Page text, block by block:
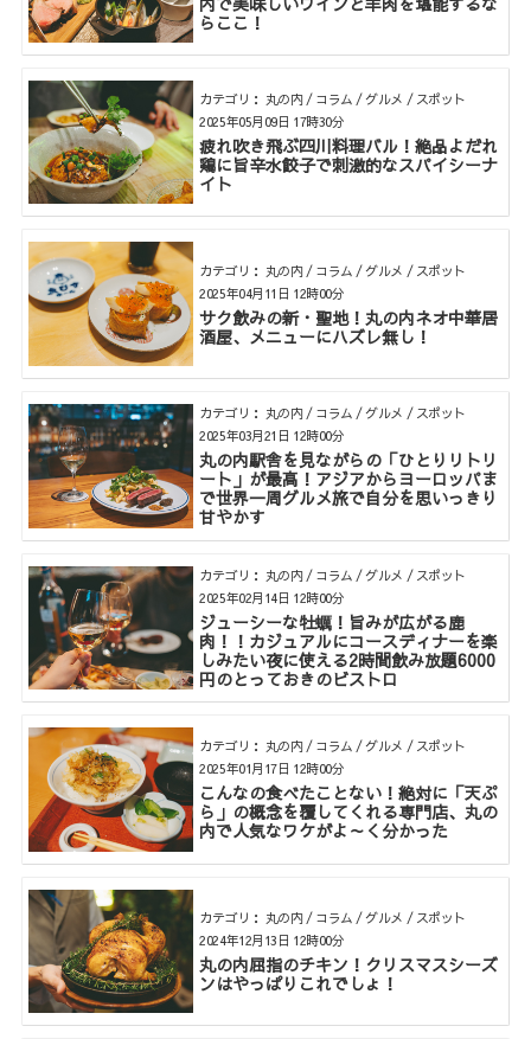
らここ！
カテゴリ： 丸の内 / コラム / グルメ / スポット
疲れ吹き飛ぶ四川料理バル！絶品よだれ
鶏に旨辛水餃子で刺激的なスパイシーナ
イト
2025年05月09日 17時30分
カテゴリ： 丸の内 / コラム / グルメ / スポット
サク飲みの新・聖地！丸の内ネオ中華居
酒屋、メニューにハズレ無し！
2025年04月11日 12時00分
カテゴリ： 丸の内 / コラム / グルメ / スポット
丸の内駅舎を見ながらの「ひとりリトリ
ート」が最高！アジアからヨーロッパま
で世界一周グルメ旅で自分を思いっきり
甘やかす
2025年03月21日 12時00分
カテゴリ： 丸の内 / コラム / グルメ / スポット
ジューシーな牡蠣！旨みが広がる鹿
肉！！カジュアルにコースディナーを楽
しみたい夜に使える2時間飲み放題6000
円のとっておきのビストロ
2025年02月14日 12時00分
カテゴリ： 丸の内 / コラム / グルメ / スポット
こんなの食べたことない！絶対に「天ぷ
ら」の概念を覆してくれる専門店、丸の
内で人気なワケがよ～く分かった
2025年01月17日 12時00分
カテゴリ： 丸の内 / コラム / グルメ / スポット
丸の内屈指のチキン！クリスマスシーズ
ンはやっぱりこれでしょ！
2024年12月13日 12時00分